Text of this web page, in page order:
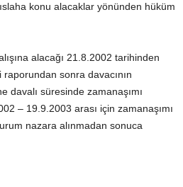
konu alacaklar yönünden hüküm
alacağı 21.8.2002 tarihinden
sonra davacının
davalı süresinde zamanaşımı
– 19.9.2003 arası için zamanaşımı
nazara alınmadan sonuca